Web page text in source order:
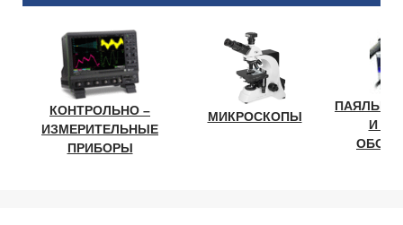
КОНТРОЛЬНО –
ИЗМЕРИТЕЛЬНЫЕ
ПРИБОРЫ
МИКРОСКОПЫ
И